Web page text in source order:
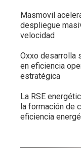
Masmovil
despliegue
velocidad
Oxxo desarrolla
en eficiencia
estratégica
La RSE
la formación de
eficiencia